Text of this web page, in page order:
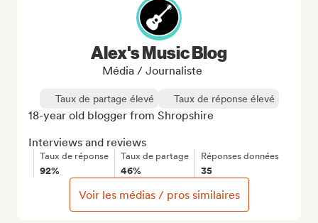
Alex's Music Blog
Média / Journaliste
Taux de partage élevé Taux de réponse élevé
18-year old blogger from Shropshire
Interviews and reviews
Taux de réponse
92%
Taux de partage
46%
Réponses données
35
Voir les médias / pros similaires